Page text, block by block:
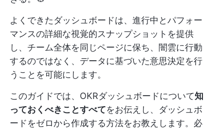
よくできたダッシュボードは、進行中とパフォー
マンスの詳細な視覚的スナップショットを提供
し、チーム全体を同じページに保ち、闇雲に行動
するのではなく、データに基づいた意思決定を行
うことを可能にします。
このガイドでは、OKRダッシュボードについて知
っておくべきことすべてをお伝えし、ダッシュボ
ードをゼロから作成する方法をお教えします。必